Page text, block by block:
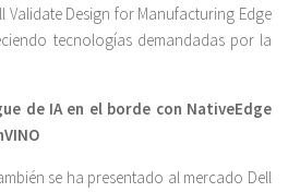
Validate Design for Manufacturing Edge
tecnologías demandadas por la
de IA en el borde con NativeEdge
se ha presentado al mercado Dell